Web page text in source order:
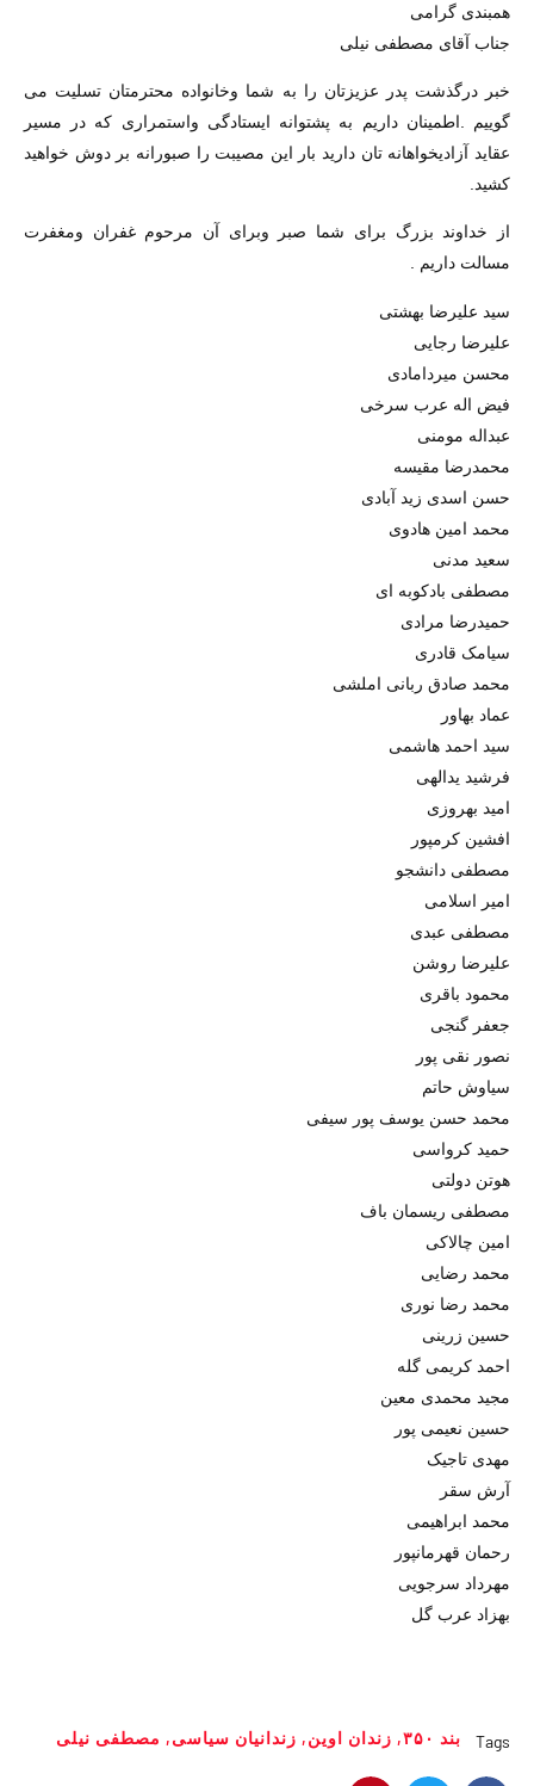
همبندی گرامی
جناب آقای مصطفی نیلی
خبر درگذشت پدر عزیزتان را به شما وخانواده محترمتان تسلیت می
گوییم .اطمینان داریم به پشتوانه ایستادگی واستمراری که در مسیر
عقاید آزادیخواهانه تان دارید بار این مصیبت را صبورانه بر دوش خواهید
کشید.
از خداوند بزرگ برای شما صبر وبرای آن مرحوم غفران ومغفرت
مسالت داریم .
سید علیرضا بهشتی
علیرضا رجایی
محسن میردامادی
فیض اله عرب سرخی
عبداله مومنی
محمدرضا مقیسه
حسن اسدی زید آبادی
محمد امین هادوی
سعید مدنی
مصطفی بادکوبه ای
حمیدرضا مرادی
سیامک قادری
محمد صادق ربانی املشی
عماد بهاور
سید احمد هاشمی
فرشید یدالهی
امید بهروزی
افشین کرمپور
مصطفی دانشجو
امیر اسلامی
مصطفی عبدی
علیرضا روشن
محمود باقری
جعفر گنجی
نصور نقی پور
سیاوش حاتم
محمد حسن یوسف پور سیفی
حمید کرواسی
هوتن دولتی
مصطفی ریسمان باف
امین چالاکی
محمد رضایی
محمد رضا نوری
حسین زرینی
احمد کریمی گله
مجید محمدی معین
حسین نعیمی پور
مهدی تاجیک
آرش سقر
محمد ابراهیمی
رحمان قهرمانپور
مهرداد سرجویی
بهزاد عرب گل
Tags بند ۳۵۰ , زندان اوین, زندانیان سیاسی, مصطفی نیلی